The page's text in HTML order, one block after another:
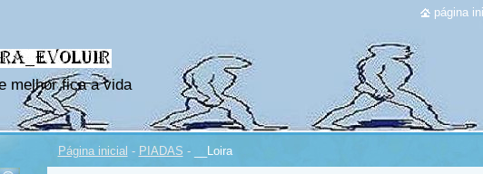
melhor fica a vida
Página inicial - PIADAS - __Loira
página